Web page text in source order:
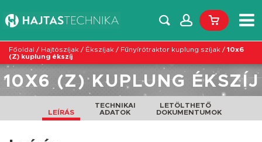
Főoldal / Hajtószíjak / Ékszíjak / Fűnyírótraktor kuplung szíjak / 10x6
(Z) kuplung ékszíj
10X6 (Z) KUPLUNG ÉKSZÍJ
LEÍRÁS
TECHNIKAI
ADATOK
LETÖLTHETŐ
DOKUMENTUMOK